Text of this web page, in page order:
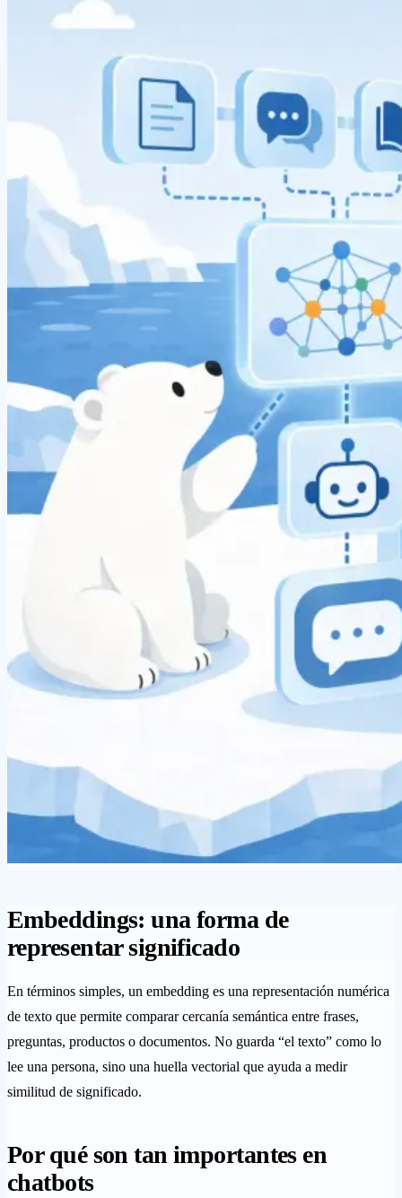
Embeddings: una forma de
representar significado
En términos simples, un embedding es una representación numérica
de texto que permite comparar cercanía semántica entre frases,
preguntas, productos o documentos. No guarda “el texto” como lo
lee una persona, sino una huella vectorial que ayuda a medir
similitud de significado.
Por qué son tan importantes en
chatbots